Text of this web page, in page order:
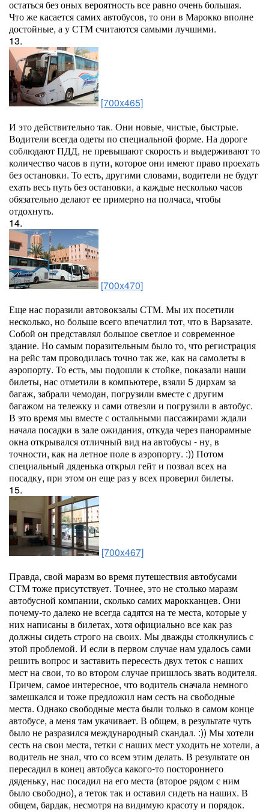
остаться без оных вероятность все равно очень большая.
Что же касается самих автобусов, то они в Марокко вполне
достойные, а у СТМ считаются самыми лучшими.
13.
[700x465]
И это действительно так. Они новые, чистые, быстрые.
Водители всегда одеты по специальной форме. На дороге
соблюдают ПДД, не превышают скорость и выдерживают то
количество часов в пути, которое они имеют право проехать
без остановки. То есть, другими словами, водители не будут
ехать весь путь без остановки, а каждые несколько часов
обязательно делают ее примерно на полчаса, чтобы
отдохнуть.
14.
[700x470]
Еще нас поразили автовокзалы СТМ. Мы их посетили
несколько, но больше всего впечатлил тот, что в Варзазате.
Собой он представлял большое светлое и современное
здание. Но самым поразительным было то, что регистрация
на рейс там проводилась точно так же, как на самолеты в
аэропорту. То есть, мы подошли к стойке, показали наши
билеты, нас отметили в компьютере, взяли 5 дирхам за
багаж, забрали чемодан, погрузили вместе с другим
багажом на тележку и сами отвезли и погрузили в автобус.
В это время мы вместе с остальными пассажирами ждали
начала посадки в зале ожидания, откуда через панорамные
окна открывался отличный вид на автобусы - ну, в
точности, как на летное поле в аэропорту. :)) Потом
специальный дяденька открыл гейт и позвал всех на
посадку, при этом он еще раз у всех проверил билеты.
15.
[700x467]
Правда, свой маразм во время путешествия автобусами
СТМ тоже присутствует. Точнее, это не столько маразм
автобусной компании, сколько самих марокканцев. Они
почему-то далеко не всегда садятся на те места, которые у
них написаны в билетах, хотя официально все как раз
должны сидеть строго на своих. Мы дважды столкнулись с
этой проблемой. И если в первом случае нам удалось сами
решить вопрос и заставить пересесть двух теток с наших
мест на свои, то во втором случае пришлось звать водителя.
Причем, самое интересное, что водитель сначала немного
замешкался и тоже предложил нам сесть на свободные
места. Однако свободные места были только в самом конце
автобусе, а меня там укачивает. В общем, в результате чуть
было не разразился международный скандал. :)) Мы хотели
сесть на свои места, тетки с наших мест уходить не хотели, а
водитель не знал, что со всем этим делать. В результате он
пересадил в конец автобуса какого-то постороннего
дяденьку, нас посадил на его места (второе рядом с ним
было свободно), а теток так и оставил сидеть на наших. В
общем, бардак, несмотря на видимую красоту и порядок.